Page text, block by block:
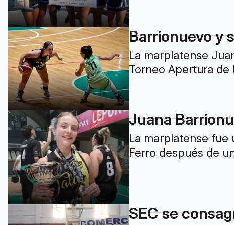
Barrionuevo y
La marplatense
Torneo Apertura de
Juana
La marplatense fue
Ferro después de
SEC se